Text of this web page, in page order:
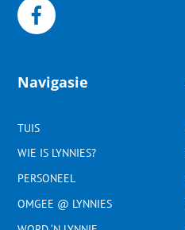
Navigasie
TUIS
WIE IS LYNNIES?
PERSONEEL
OMGEE @ LYNNIES